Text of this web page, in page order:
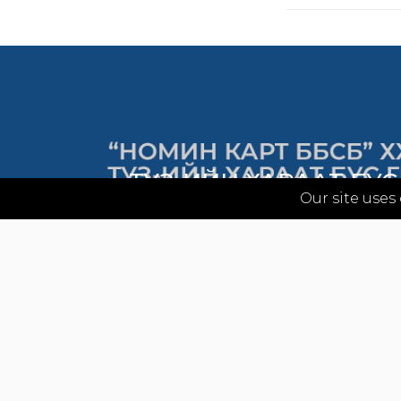
ТУЗ-ИЙН ХАРААТ БУС
СОНГОН
Our site